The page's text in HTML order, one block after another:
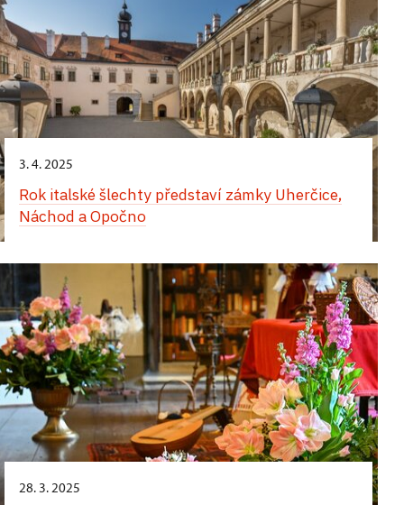
3. 4. 2025
Rok italské šlechty představí zámky Uherčice,
Náchod a Opočno
28. 3. 2025